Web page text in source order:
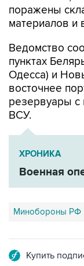
Ведомство
Одесса) и
восточнее
резервуары с
ВСУ.
ХРОНИКА
Военная
Минобороны РФ
Подписаться